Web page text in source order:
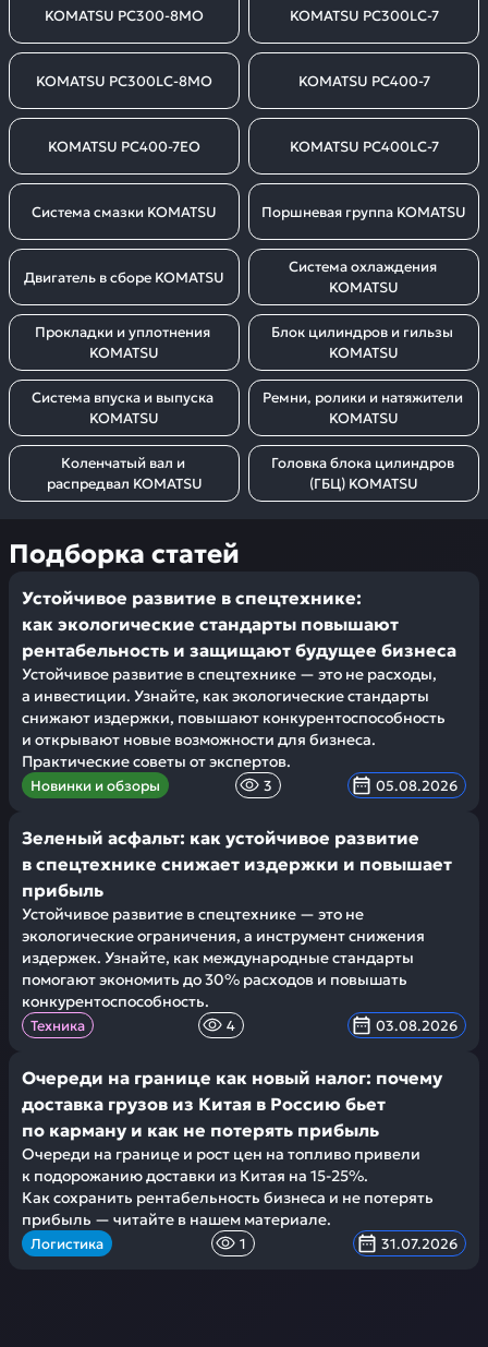
KOMATSU PC300-8MO KOMATSU PC300LC-7
KOMATSU PC300LC-8MO KOMATSU PC400-7
KOMATSU PC400-7EO KOMATSU PC400LC-7
Система смазки KOMATSU Поршневая группа KOMATSU
Двигатель в сборе KOMATSU
Система охлаждения
KOMATSU
Прокладки и уплотнения
KOMATSU
Блок цилиндров и гильзы
KOMATSU
Система впуска и выпуска
KOMATSU
Ремни, ролики и натяжители
KOMATSU
Коленчатый вал и
распредвал KOMATSU
Головка блока цилиндров
(ГБЦ) KOMATSU
Подборка статей
Устойчивое развитие в спецтехнике:
как экологические стандарты повышают
рентабельность и защищают будущее бизнеса
Устойчивое развитие в спецтехнике — это не расходы,
а инвестиции. Узнайте, как экологические стандарты
снижают издержки, повышают конкурентоспособность
и открывают новые возможности для бизнеса.
Практические советы от экспертов.
Новинки и обзоры 3 05.08.2026
Зеленый асфальт: как устойчивое развитие
в спецтехнике снижает издержки и повышает
прибыль
Устойчивое развитие в спецтехнике — это не
экологические ограничения, а инструмент снижения
издержек. Узнайте, как международные стандарты
помогают экономить до 30% расходов и повышать
конкурентоспособность.
Техника 4 03.08.2026
Очереди на границе как новый налог: почему
доставка грузов из Китая в Россию бьет
по карману и как не потерять прибыль
Очереди на границе и рост цен на топливо привели
к подорожанию доставки из Китая на 15-25%.
Как сохранить рентабельность бизнеса и не потерять
прибыль — читайте в нашем материале.
Логистика 1 31.07.2026